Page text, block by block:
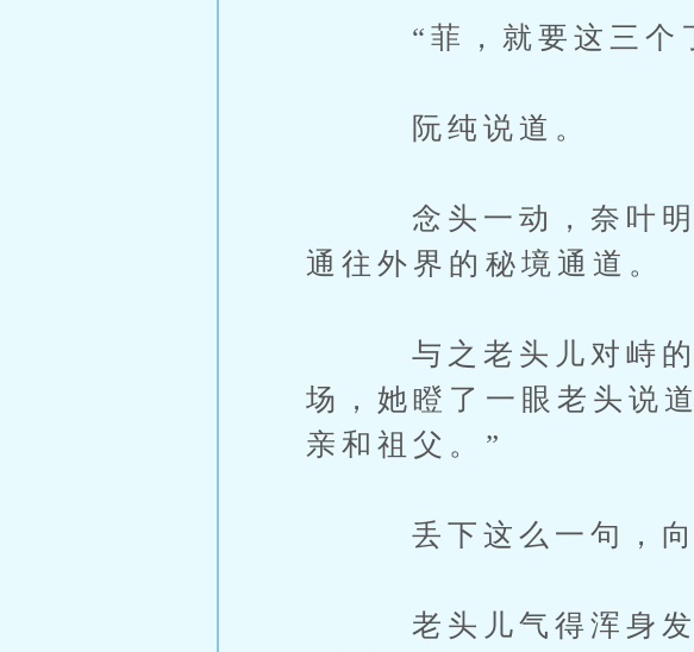
“菲，就要这三个了
阮纯说道。
念头一动，奈叶明白
通往外界的秘境通道。
与之老头儿对峙的向
场，她瞪了一眼老头说
亲和祖父。”
丢下这么一句，向
老头儿气得浑身发抖